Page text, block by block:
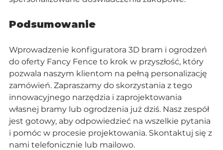
Podsumowanie
Wprowadzenie konfiguratora 3D bram i ogrodzeń
do oferty Fancy Fence to krok w przyszłość, który
pozwala naszym klientom na pełną personalizację
zamówień. Zapraszamy do skorzystania z tego
innowacyjnego narzędzia i zaprojektowania
własnej bramy lub ogrodzenia już dziś. Nasz zespół
jest gotowy, aby odpowiedzieć na wszelkie pytania
i pomóc w procesie projektowania. Skontaktuj się z
nami telefonicznie lub mailowo.